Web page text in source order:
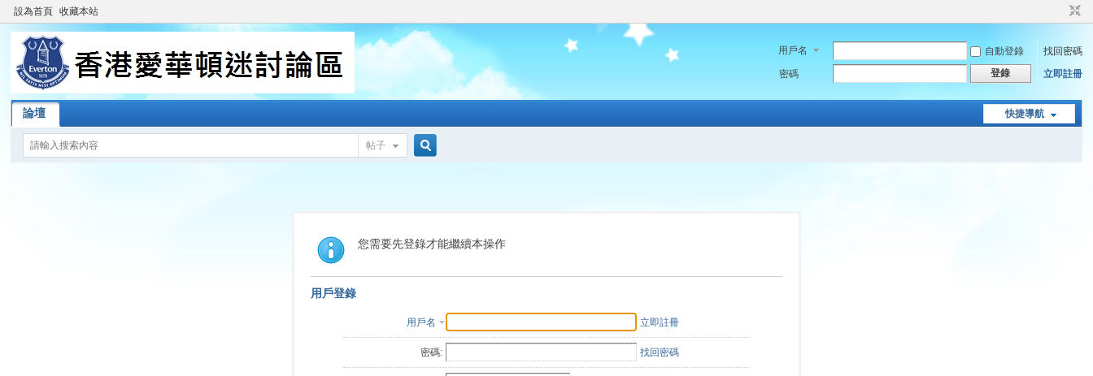
設為首頁 收藏本站
用戶名 自動登錄
找回密碼
密碼
登錄 立即註冊
快捷導航
論壇
帖子
索
您需要先登錄才能繼續本操作
用戶登錄
用戶名 立即註冊
密碼: 找回密碼